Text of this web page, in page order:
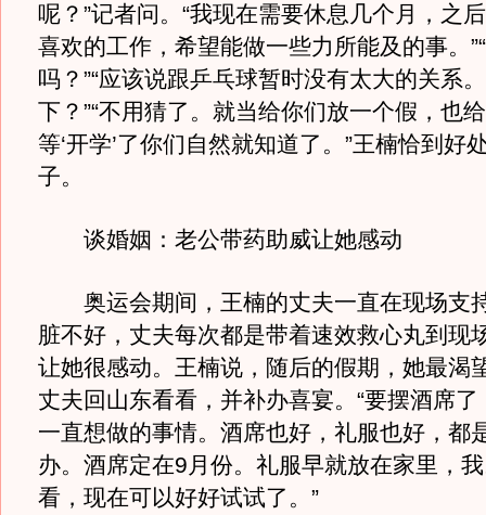
呢？”记者问。“我现在需要休息几个月，之
喜欢的工作，希望能做一些力所能及的事。
吗？”“应该说跟乒乓球暂时没有太大的关系
下？”“不用猜了。就当给你们放一个假，也
等‘开学’了你们自然就知道了。”王楠恰到好
子。
谈婚姻：老公带药助威让她感动
奥运会期间，王楠的丈夫一直在现场支
脏不好，丈夫每次都是带着速效救心丸到现
让她很感动。王楠说，随后的假期，她最渴
丈夫回山东看看，并补办喜宴。“要摆酒席
一直想做的事情。酒席也好，礼服也好，都
办。酒席定在9月份。礼服早就放在家里，
看，现在可以好好试试了。”